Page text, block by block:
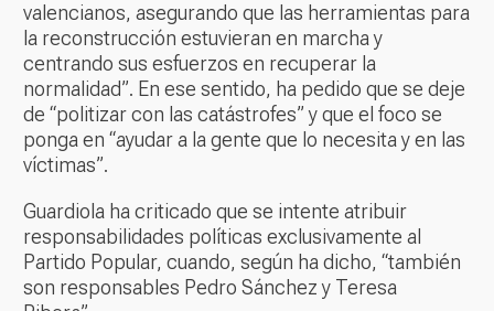
valencianos, asegurando que las herramientas para
la reconstrucción estuvieran en marcha y
centrando sus esfuerzos en recuperar la
normalidad”. En ese sentido, ha pedido que se deje
de “politizar con las catástrofes” y que el foco se
ponga en “ayudar a la gente que lo necesita y en las
víctimas”.
Guardiola ha criticado que se intente atribuir
responsabilidades políticas exclusivamente al
Partido Popular, cuando, según ha dicho, “también
son responsables Pedro Sánchez y Teresa